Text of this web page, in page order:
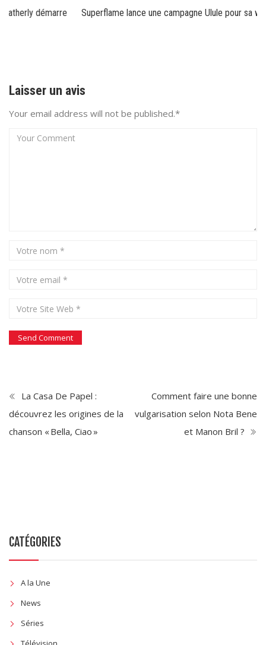
Superflame lance une campagne Ulule pour sa web-série
Laisser un avis
Your email address will not be published.*
La Casa De Papel :
découvrez les origines de la
chanson « Bella, Ciao »
Comment faire une bonne
vulgarisation selon Nota Bene
et Manon Bril ?
CATÉGORIES
A la Une
News
Séries
Télévision